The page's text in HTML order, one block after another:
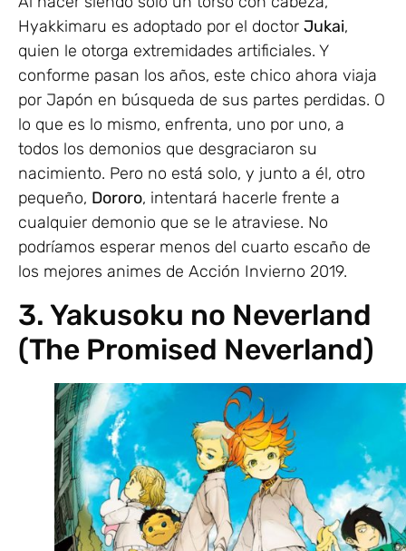
Hyakkimaru es adoptado por el doctor Jukai,
quien le otorga extremidades artificiales. Y
conforme pasan los años, este chico ahora viaja
por Japón en búsqueda de sus partes perdidas. O
lo que es lo mismo, enfrenta, uno por uno, a
todos los demonios que desgraciaron su
nacimiento. Pero no está solo, y junto a él, otro
pequeño, Dororo, intentará hacerle frente a
cualquier demonio que se le atraviese. No
podríamos esperar menos del cuarto escaño de
los mejores animes de Acción Invierno 2019.
3. Yakusoku no Neverland
(The Promised Neverland)